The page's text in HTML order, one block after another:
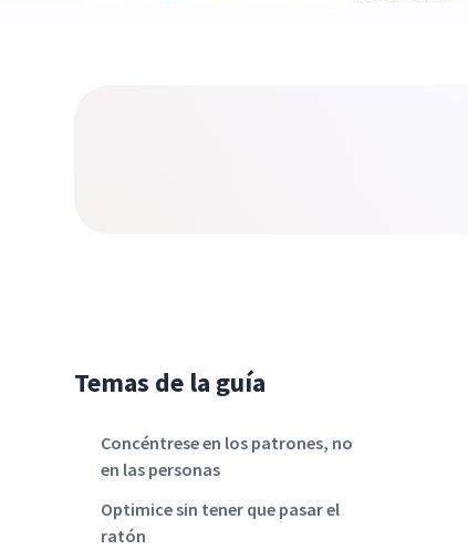
Temas de la guía
Concéntrese en los patrones, no
en las personas
Optimice sin tener que pasar el
ratón